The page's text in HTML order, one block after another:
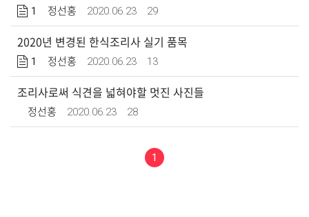
1 정선홍 2020.06.23 29
2020년 변경된 한식조리사 실기 품목
1 정선홍 2020.06.23 13
조리사로써 식견을 넓혀야할 멋진 사진들
정선홍 2020.06.23 28
1